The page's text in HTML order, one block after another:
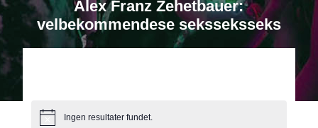
Alex Franz Zehetbauer:
velbekommendese seksseksseks
BemærkIngen resultater fundet.